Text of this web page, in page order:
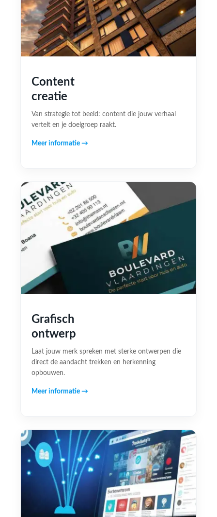
Content
creatie
Van strategie tot beeld: content die jouw verhaal
vertelt en je doelgroep raakt.
Meer informatie →
Grafisch
ontwerp
Laat jouw merk spreken met sterke ontwerpen die
direct de aandacht trekken en herkenning
opbouwen.
Meer informatie →